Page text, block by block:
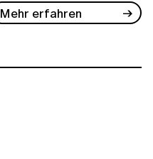
Mehr erfahren